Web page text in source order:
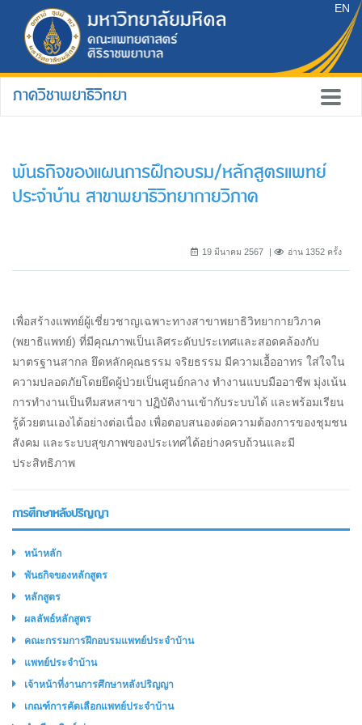
EN
ภาควิชาพยาธิวิทยา
พันธกิจของแผนการฝึกอบรม/หลักสูตรแพทย์
ประจำบ้าน สาขาพยาธิวิทยากายวิภาค
19 มีนาคม 2567 อ่าน 1352 ครั้ง
เพื่อสร้างแพทย์ผู้เชี่ยวชาญเฉพาะทางสาขาพยาธิวิทยากายวิภาค
(พยาธิแพทย์) ที่มีคุณภาพเป็นเลิศระดับประเทศและสอดคล้องกับ
มาตรฐานสากล ยึดหลักคุณธรรม จริยธรรม มีความเอื้ออาทร ใส่ใจใน
ความปลอดภัยโดยยึดผู้ป่วยเป็นศูนย์กลาง ทำงานแบบมืออาชีพ มุ่งเน้น
การทำงานเป็นทีมสหสาขา ปฏิบัติงานเข้ากับระบบได้ และพร้อมเรียน
รู้ด้วยตนเองได้อย่างต่อเนื่อง เพื่อตอบสนองต่อความต้องการของชุมชน
สังคม และระบบสุขภาพของประเทศได้อย่างครบถ้วนและมี
ประสิทธิภาพ
การศึกษาหลังปริญญา
หน้าหลัก
พันธกิจของหลักสูตร
หลักสูตร
ผลลัพธ์หลักสูตร
คณะกรรมการฝึกอบรมแพทย์ประจำบ้าน
แพทย์ประจำบ้าน
เจ้าหน้าที่งานการศึกษาหลังปริญญา
เกณฑ์การคัดเลือกแพทย์ประจำบ้าน